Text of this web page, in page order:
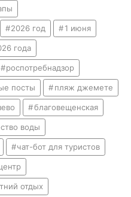
2026 год 1 июня
года
роспотребнадзор
посты пляж джемете
благовещенская
воды
чат-бот для туристов
отдых